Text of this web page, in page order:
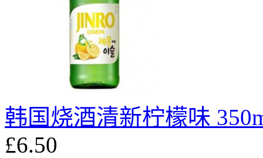
韩国烧酒清新柠檬味
£6.50